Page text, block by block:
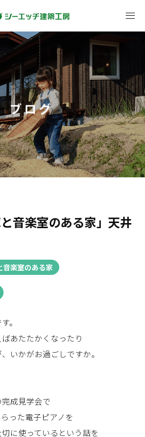
ブログ
音楽室のある家」天井
音楽室のある家
。
あたたかくなったり
いかがお過ごしですか。
成見学会で
った電子ピアノを
に使っているという話を